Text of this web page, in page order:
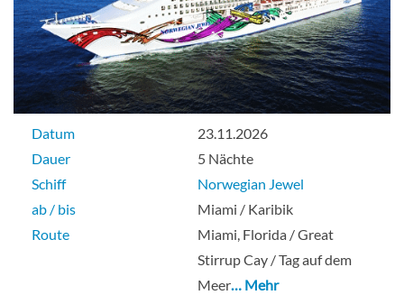
Datum
23.11.2026
Dauer
5 Nächte
Schiff
Norwegian Jewel
ab / bis
Miami / Karibik
Route
Miami, Florida / Great
Stirrup Cay / Tag auf dem
Meer… Mehr